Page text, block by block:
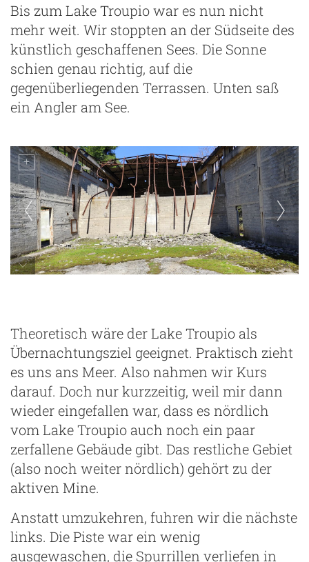
Bis zum Lake Troupio war es nun nicht
mehr weit. Wir stoppten an der Südseite des
künstlich geschaffenen Sees. Die Sonne
schien genau richtig, auf die
gegenüberliegenden Terrassen. Unten saß
ein Angler am See.
Theoretisch wäre der Lake Troupio als
Übernachtungsziel geeignet. Praktisch zieht
es uns ans Meer. Also nahmen wir Kurs
darauf. Doch nur kurzzeitig, weil mir dann
wieder eingefallen war, dass es nördlich
vom Lake Troupio auch noch ein paar
zerfallene Gebäude gibt. Das restliche Gebiet
(also noch weiter nördlich) gehört zu der
aktiven Mine.
Anstatt umzukehren, fuhren wir die nächste
links. Die Piste war ein wenig
ausgewaschen, die Spurrillen verliefen in